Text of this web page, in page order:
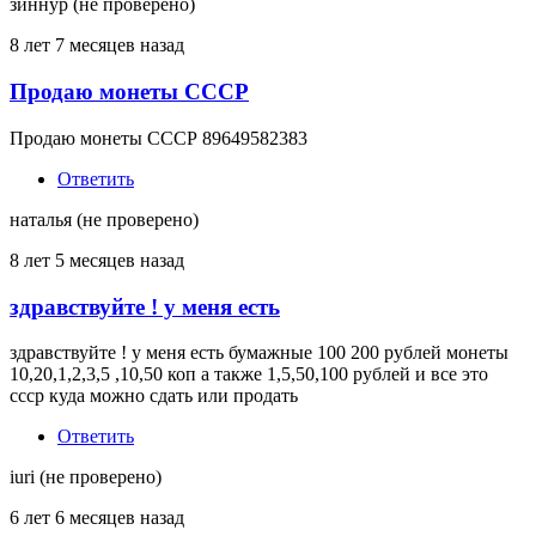
зиннур (не проверено)
8 лет 7 месяцев назад
Продаю монеты СССР
Продаю монеты СССР 89649582383
Ответить
наталья (не проверено)
8 лет 5 месяцев назад
здравствуйте ! у меня есть
здравствуйте ! у меня есть бумажные 100 200 рублей монеты
10,20,1,2,3,5 ,10,50 коп а также 1,5,50,100 рублей и все это
ссср куда можно сдать или продать
Ответить
iuri (не проверено)
6 лет 6 месяцев назад